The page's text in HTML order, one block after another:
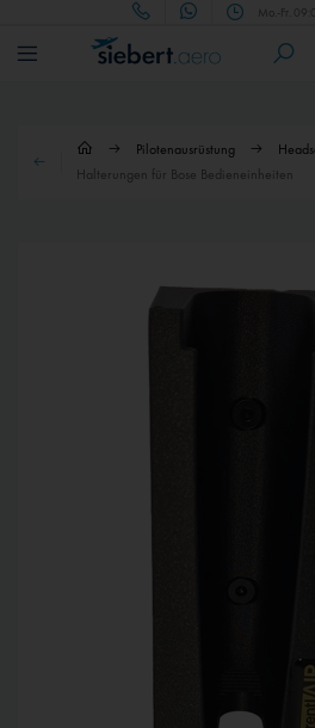
Mo.-Fr.
Pilotenausrüstung
Halterungen für Bose Bedieneinheiten